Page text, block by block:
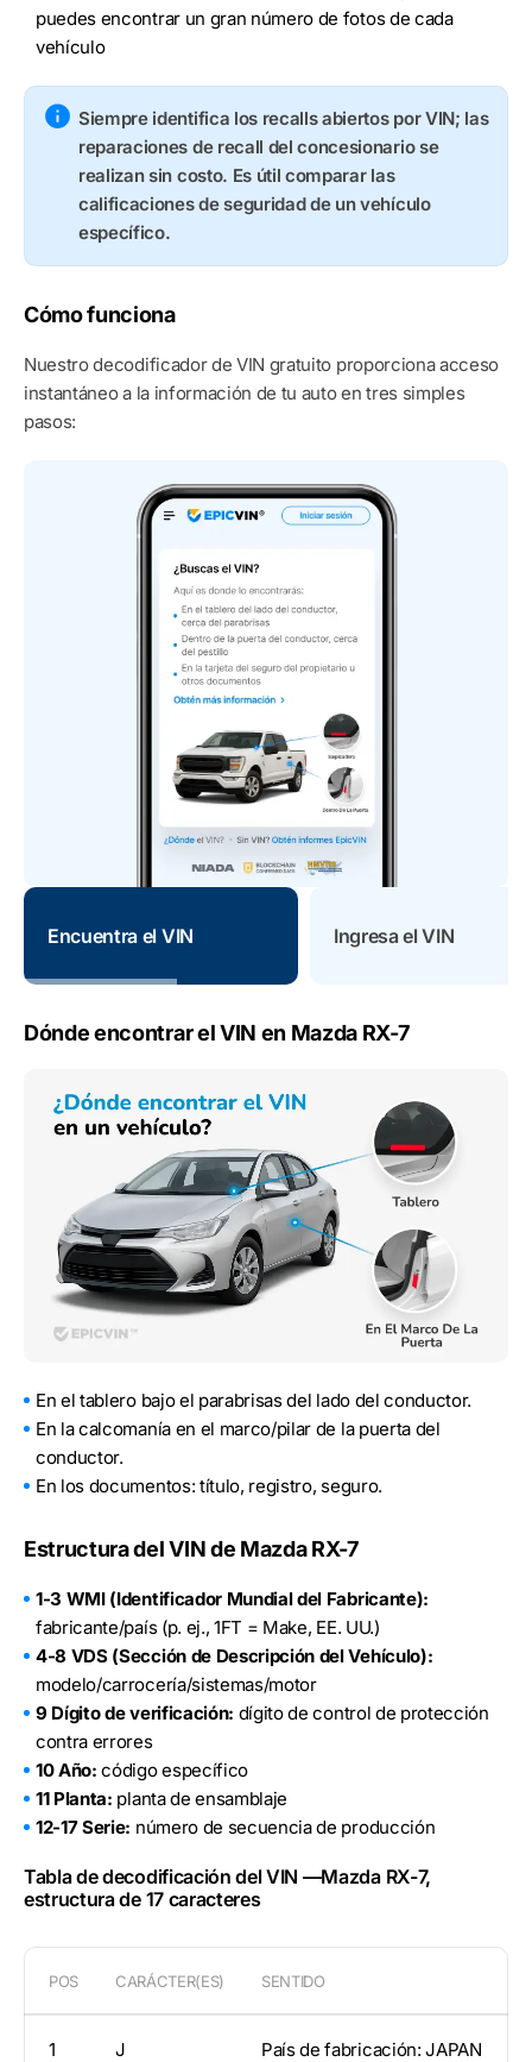
puedes encontrar un gran número de fotos de cada
vehículo
Siempre identifica los recalls abiertos por VIN; las
reparaciones de recall del concesionario se
realizan sin costo. Es útil comparar las
calificaciones de seguridad de un vehículo
específico.
Cómo funciona
Nuestro decodificador de VIN gratuito proporciona acceso
instantáneo a la información de tu auto en tres simples
pasos:
Encuentra el VIN Ingresa el VIN
Dónde encontrar el VIN en Mazda RX-7
En el tablero bajo el parabrisas del lado del conductor.
En la calcomanía en el marco/pilar de la puerta del
conductor.
En los documentos: título, registro, seguro.
Estructura del VIN de Mazda RX-7
1-3 WMI (Identificador Mundial del Fabricante):
fabricante/país (p. ej., 1FT = Make, EE. UU.)
4-8 VDS (Sección de Descripción del Vehículo):
modelo/carrocería/sistemas/motor
9 Dígito de verificación: dígito de control de protección
contra errores
10 Año: código específico
11 Planta: planta de ensamblaje
12-17 Serie: número de secuencia de producción
Tabla de decodificación del VIN —Mazda RX-7,
estructura de 17 caracteres
POS CARÁCTER(ES) SENTIDO
1 J País de fabricación: JAPAN